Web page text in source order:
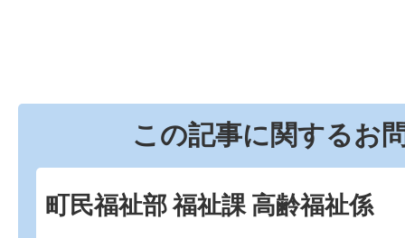
この記事に関するお
町民福祉部 福祉課 高齢福祉係